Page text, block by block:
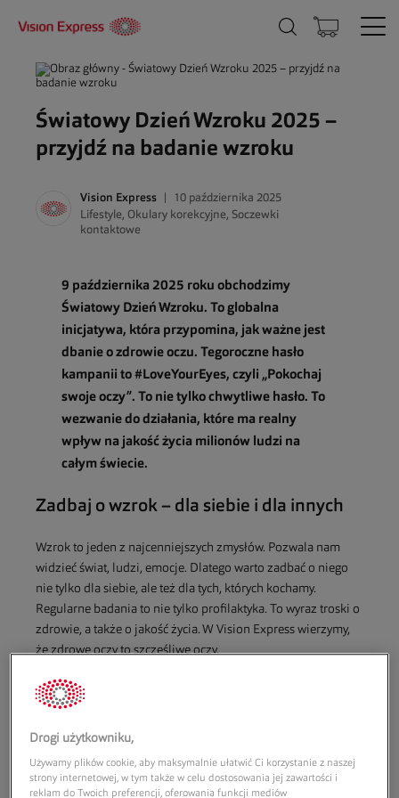
Światowy Dzień Wzroku 2025 –
przyjdź na badanie wzroku
Vision Express
10 października 2025
Lifestyle, Okulary korekcyjne, Soczewki
kontaktowe
9 października 2025 roku obchodzimy
Światowy Dzień Wzroku. To globalna
inicjatywa, która przypomina, jak ważne jest
dbanie o zdrowie oczu. Tegoroczne hasło
kampanii to #LoveYourEyes, czyli „Pokochaj
swoje oczy”. To nie tylko chwytliwe hasło. To
wezwanie do działania, które ma realny
wpływ na jakość życia milionów ludzi na
całym świecie.
Zadbaj o wzrok – dla siebie i dla innych
Wzrok to jeden z najcenniejszych zmysłów. Pozwala nam
widzieć świat, ludzi, emocje. Dlatego warto zadbać o niego
nie tylko dla siebie, ale też dla tych, których kochamy.
Regularne badania to nie tylko profilaktyka. To wyraz troski o
zdrowie, a także o jakość życia. W Vision Express wierzymy,
że zdrowe oczy to szczęśliwe oczy.
Drogi użytkowniku,
Używamy plików cookie, aby maksymalnie ułatwić Ci korzystanie z naszej
strony internetowej, w tym także w celu dostosowania jej zawartości i
reklam do Twoich preferencji, oferowania funkcji mediów